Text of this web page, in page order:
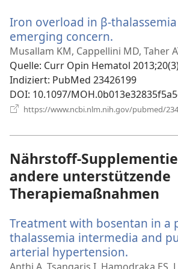
Iron overload in β-
emerging concern.
neues
Fenster)
Musallam KM, Cappellini MD, Taher
Quelle‎: Curr Opin Hematol
Indiziert‎: PubMed 23426199
DOI‎: 10.1097/
https://www.ncbi.nlm.nih.gov/pubmed/
Nährstoff-
andere unterstützende
Therapiemaßnahmen
Treatment with bosentan in a
thalassemia intermedia and
arterial hypertension.